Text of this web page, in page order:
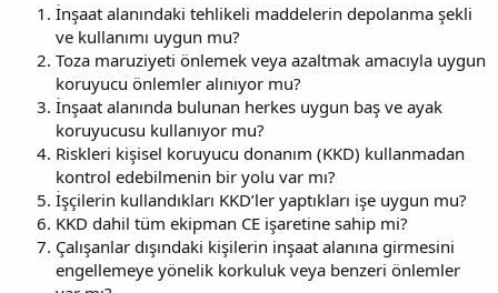
İnşaat alanındaki tehlikeli maddelerin depolanma şekli
ve kullanımı uygun mu?
Toza maruziyeti önlemek veya azaltmak amacıyla uygun
koruyucu önlemler alınıyor mu?
İnşaat alanında bulunan herkes uygun baş ve ayak
koruyucusu kullanıyor mu?
Riskleri kişisel koruyucu donanım (KKD) kullanmadan
kontrol edebilmenin bir yolu var mı?
İşçilerin kullandıkları KKD’ler yaptıkları işe uygun mu?
KKD dahil tüm ekipman CE işaretine sahip mi?
Çalışanlar dışındaki kişilerin inşaat alanına girmesini
engellemeye yönelik korkuluk veya benzeri önlemler